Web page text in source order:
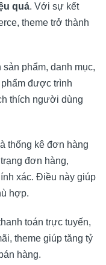
quả. Với sự kết
theme trở thành
phẩm, danh mục,
được trình
thích người dùng
thống kê đơn hàng
đơn hàng,
xác. Điều này giúp
hợp.
toán trực tuyến,
theme giúp tăng tỷ
hàng.